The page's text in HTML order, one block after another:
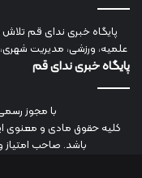
پایگاه خبری ندای قم
علمیه، ورزشی، مدیریت
پایگاه خبری ندای قم
با مجوز
کلیه حقوق مادی و معنوی
باشد. صاحب امتیاز